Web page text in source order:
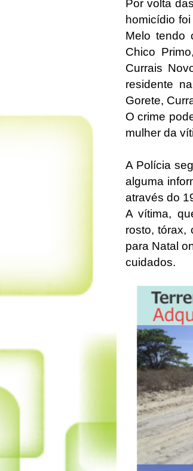
Por volta
homicídio
Melo tendo
Chico
Currais
residente
Gorete,
O crime
mulher da
A Polícia
alguma
através do
A vítima,
rosto, tórax,
para Natal
cuidados.